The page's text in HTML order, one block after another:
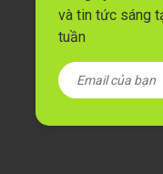
và tin tức sáng
tuần